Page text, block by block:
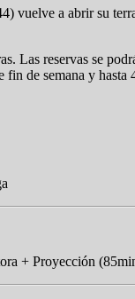
a abrir su
Las reservas se
de semana y
+ Proyección